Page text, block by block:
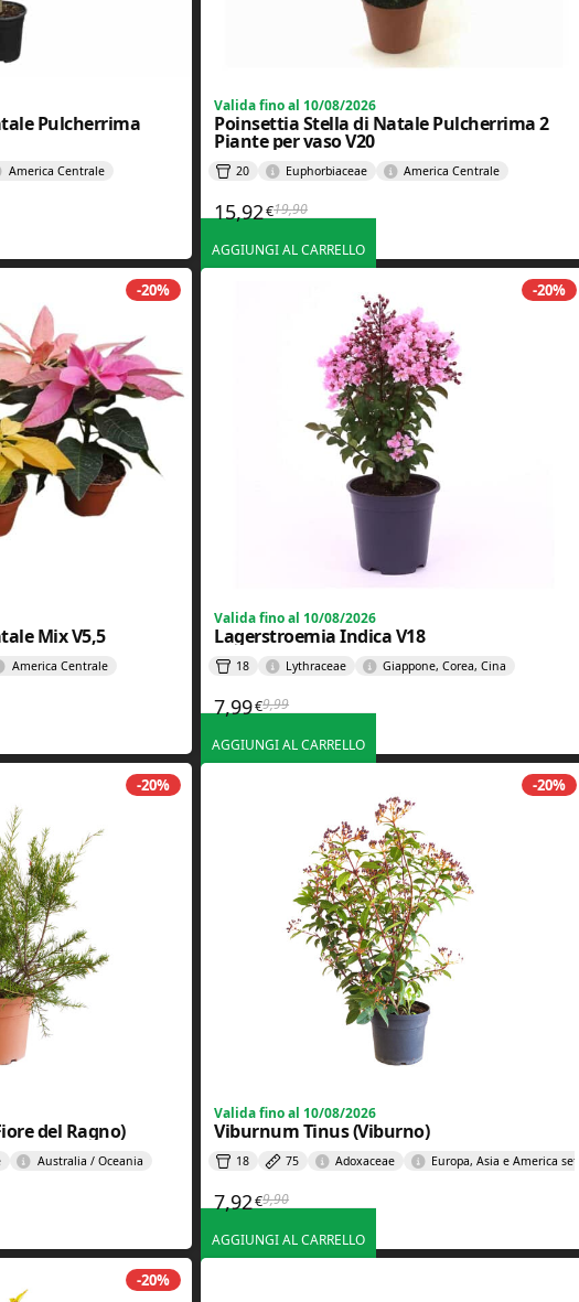
Pulcherrima
America Centrale
era: 44,90€.
è: 35,92€.
Valida fino al 10/08/2026
Poinsettia Stella di Natale Pulcherrima 2
Piante per vaso V20
20 Euphorbiaceae America Centrale
19,90Il prezzo originale era: 19,90€.
15,92€ Il prezzo attuale è: 15,92€.
AGGIUNGI AL CARRELLO
-20%
Mix V5,5
America Centrale
1,99€.
-20%
Valida fino al 10/08/2026
Lagerstroemia Indica V18
18 Lythraceae Giappone, Corea, Cina
9,99Il prezzo originale era: 9,99€.
7,99€ Il prezzo attuale è: 7,99€.
AGGIUNGI AL CARRELLO
-20%
del Ragno)
Australia / Oceania
9,90€.
-20%
Valida fino al 10/08/2026
Viburnum Tinus (Viburno)
18 75 Adoxaceae Europa, Asia e America
9,90Il prezzo originale era: 9,90€.
7,92€ Il prezzo attuale è: 7,92€.
AGGIUNGI AL CARRELLO
-20%